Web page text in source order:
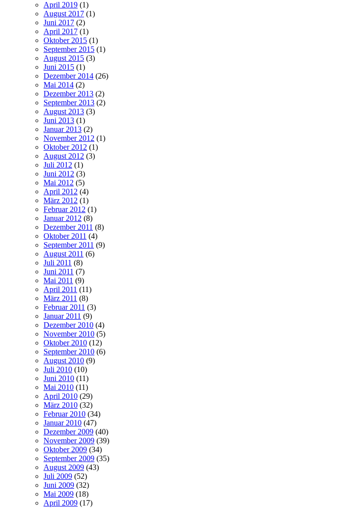
April 2019 (1)
August 2017 (1)
Juni 2017 (2)
April 2017 (1)
Oktober 2015 (1)
September 2015 (1)
August 2015 (3)
Juni 2015 (1)
Dezember 2014 (26)
Mai 2014 (2)
Dezember 2013 (2)
September 2013 (2)
August 2013 (3)
Juni 2013 (1)
Januar 2013 (2)
November 2012 (1)
Oktober 2012 (1)
August 2012 (3)
Juli 2012 (1)
Juni 2012 (3)
Mai 2012 (5)
April 2012 (4)
März 2012 (1)
Februar 2012 (1)
Januar 2012 (8)
Dezember 2011 (8)
Oktober 2011 (4)
September 2011 (9)
August 2011 (6)
Juli 2011 (8)
Juni 2011 (7)
Mai 2011 (9)
April 2011 (11)
März 2011 (8)
Februar 2011 (3)
Januar 2011 (9)
Dezember 2010 (4)
November 2010 (5)
Oktober 2010 (12)
September 2010 (6)
August 2010 (9)
Juli 2010 (10)
Juni 2010 (11)
Mai 2010 (11)
April 2010 (29)
März 2010 (32)
Februar 2010 (34)
Januar 2010 (47)
Dezember 2009 (40)
November 2009 (39)
Oktober 2009 (34)
September 2009 (35)
August 2009 (43)
Juli 2009 (52)
Juni 2009 (32)
Mai 2009 (18)
April 2009 (17)